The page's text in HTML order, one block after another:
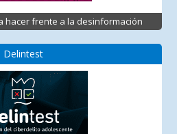
hacer frente a la desinformación
Delintest